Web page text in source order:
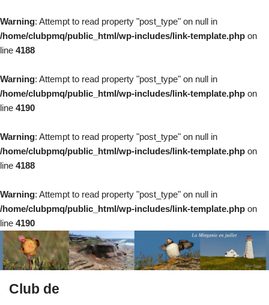
Warning: Attempt to read property "post_type" on null in
/home/clubpmq/public_html/wp-includes/link-template.php on
line 4188
Warning: Attempt to read property "post_type" on null in
/home/clubpmq/public_html/wp-includes/link-template.php on
line 4190
Warning: Attempt to read property "post_type" on null in
/home/clubpmq/public_html/wp-includes/link-template.php on
line 4188
Warning: Attempt to read property "post_type" on null in
/home/clubpmq/public_html/wp-includes/link-template.php on
line 4190
Club de